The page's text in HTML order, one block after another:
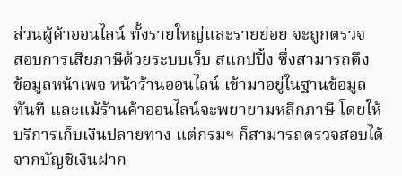
ส่วนผู้ค้าออนไลน์ ทั้งรายใหญ่และรายย่อย จะถูกตรวจ
สอบการเสียภาษีด้วยระบบเว็บ สแกปปิ้ง ซึ่งสามารถดึง
ข้อมูลหน้าเพจ หน้าร้านออนไลน์ เข้ามาอยู่ในฐานข้อมูล
ทันที และแม้ร้านค้าออนไลน์จะพยายามหลีกภาษี โดยให้
บริการเก็บเงินปลายทาง แต่กรมฯ ก็สามารถตรวจสอบได้
จากบัญชีเงินฝาก